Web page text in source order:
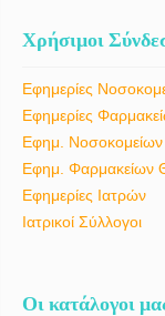
Χρήσιμοι
Εφημερίες
Εφημερίες
Εφημ. Νοσοκομείων
Εφημ. Φαρμακείων
Εφημερίες Ιατρών
Ιατρικοί Σύλλογοι
Οι κατάλογοι